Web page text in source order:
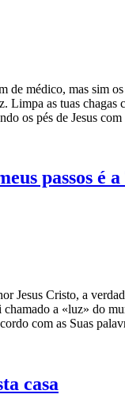
de médico, mas sim
Limpa as tuas chagas
os pés de Jesus
passos é
Jesus Cristo, a
a «luz» do
com as Suas
casa